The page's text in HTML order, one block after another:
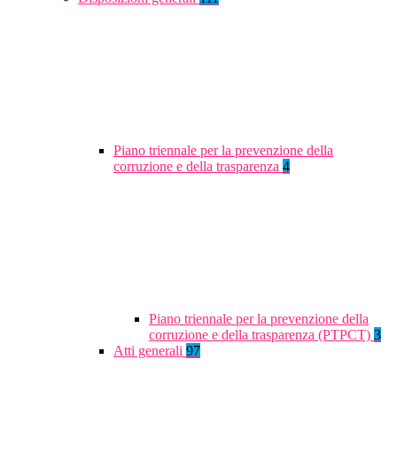
Piano triennale per la prevenzione della
corruzione e della trasparenza 4
Piano triennale per la prevenzione della
corruzione e della trasparenza (PTPCT) 3
Atti generali 97